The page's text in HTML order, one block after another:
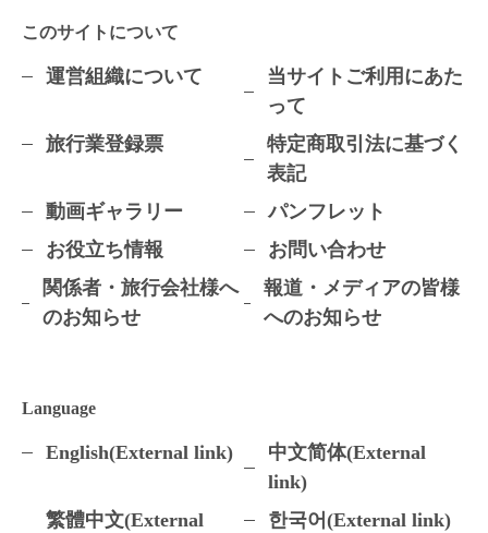
このサイトについて
運営組織について
当サイトご利用にあた
って
旅行業登録票
特定商取引法に基づく
表記
動画ギャラリー
パンフレット
お役立ち情報
お問い合わせ
関係者・旅行会社様へ
のお知らせ
報道・メディアの皆様
へのお知らせ
Language
English(External link)
中文简体(External
link)
繁體中文(External
한국어(External link)